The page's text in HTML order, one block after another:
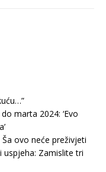
marta 2024: ‘Evo
ovo neće preživjeti
uspjeha: Zamislite tri